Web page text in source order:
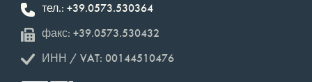
тел.: +39.0573.530364
факс: +39.0573.530432
ИНН / VAT: 00144510476